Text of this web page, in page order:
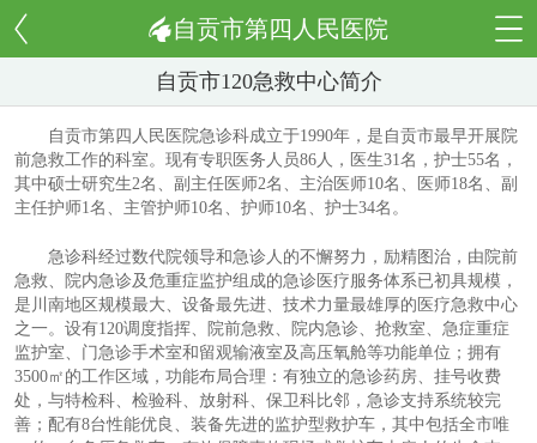
自贡市第四人民医院
自贡市120急救中心简介
自贡市第四人民医院急诊科成立于1990年，是自贡市最早开展院
前急救工作的科室。现有专职医务人员86人，医生31名，护士55名，
其中硕士研究生2名、副主任医师2名、主治医师10名、医师18名、副
主任护师1名、主管护师10名、护师10名、护士34名。
急诊科经过数代院领导和急诊人的不懈努力，励精图治，由院前
急救、院内急诊及危重症监护组成的急诊医疗服务体系已初具规模，
是川南地区规模最大、设备最先进、技术力量最雄厚的医疗急救中心
之一。设有120调度指挥、院前急救、院内急诊、抢救室、急症重症
监护室、门急诊手术室和留观输液室及高压氧舱等功能单位；拥有
3500㎡的工作区域，功能布局合理：有独立的急诊药房、挂号收费
处，与特检科、检验科、放射科、保卫科比邻，急诊支持系统较完
善；配有8台性能优良、装备先进的监护型救护车，其中包括全市唯